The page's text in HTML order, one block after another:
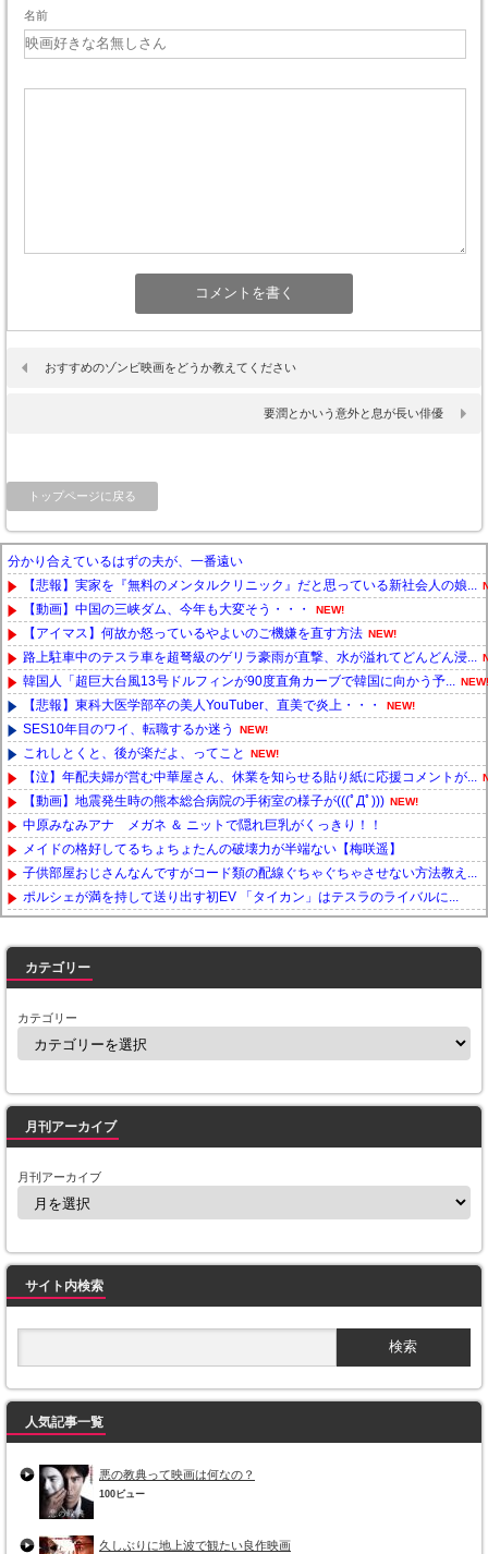
名前
おすすめのゾンビ映画をどうか教えてください
要潤とかいう意外と息が長い俳優
トップページに戻る
分かり合えているはずの夫が、一番遠い
【悲報】実家を『無料のメンタルクリニック』だと思っている新社会人の娘...
【動画】中国の三峡ダム、今年も大変そう・・・ NEW!
【アイマス】何故か怒っているやよいのご機嫌を直す方法 NEW!
路上駐車中のテスラ車を超弩級のゲリラ豪雨が直撃、水が溢れてどんどん浸...
韓国人「超巨大台風13号ドルフィンが90度直角カーブで韓国に向かう予... NEW!
【悲報】東科大医学部卒の美人YouTuber、直美で炎上・・・ NEW!
SES10年目のワイ、転職するか迷う NEW!
これしとくと、後が楽だよ、ってこと NEW!
【泣】年配夫婦が営む中華屋さん、休業を知らせる貼り紙に応援コメントが...
【動画】地震発生時の熊本総合病院の手術室の様子が(((ﾟДﾟ))) NEW!
中原みなみアナ メガネ ＆ ニットで隠れ巨乳がくっきり！！
メイドの格好してるちょちょたんの破壊力が半端ない【梅咲遥】
子供部屋おじさんなんですがコード類の配線ぐちゃぐちゃさせない方法教え...
ポルシェが満を持して送り出す初EV 「タイカン」はテスラのライバルに...
カテゴリー
カテゴリー
月刊アーカイブ
月刊アーカイブ
サイト内検索
人気記事一覧
悪の教典って映画は何なの？
100ビュー
久しぶりに地上波で観たい良作映画